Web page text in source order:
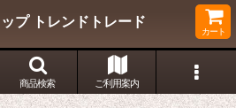
プ トレンドトレード
カート
商品検索 ご利用案内